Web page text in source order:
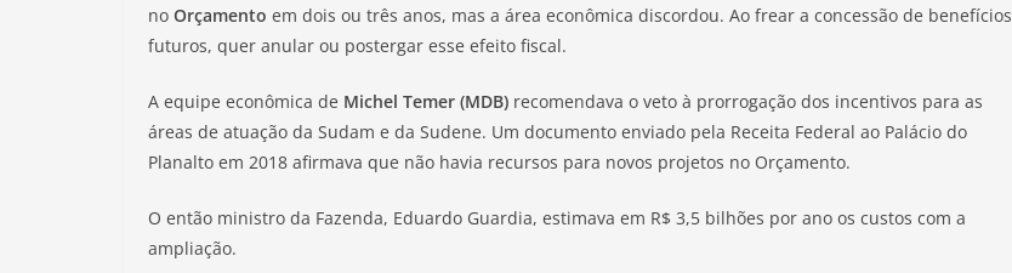
no Orçamento em dois ou três anos, mas a área econômica discordou. Ao frear a concessão de benefícios
futuros, quer anular ou postergar esse efeito fiscal.
A equipe econômica de Michel Temer (MDB) recomendava o veto à prorrogação dos incentivos para as
áreas de atuação da Sudam e da Sudene. Um documento enviado pela Receita Federal ao Palácio do
Planalto em 2018 afirmava que não havia recursos para novos projetos no Orçamento.
O então ministro da Fazenda, Eduardo Guardia, estimava em R$ 3,5 bilhões por ano os custos com a
ampliação.